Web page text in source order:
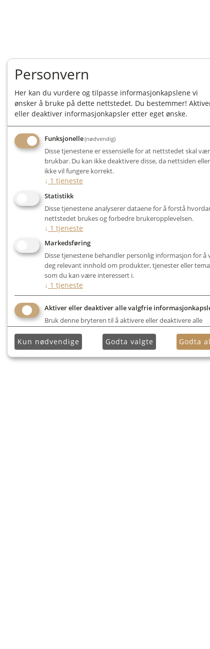
Personvern
Her kan du vurdere og tilpasse informasjonkapslene vi
ønsker å bruke på dette nettstedet. Du bestemmer!
eller deaktiver informasjonkapsler etter eget ønske.
Funksjonelle(nødvendig)
Disse tjenestene er essensielle for at nettstedet skal
brukbar. Du kan ikke deaktivere disse, da nettsiden
ikke vil fungere korrekt.
↓ 1 tjeneste
Statistikk
Disse tjenestene analyserer dataene for å forstå
nettstedet brukes og forbedre brukeropplevelsen.
↓ 1 tjeneste
Markedsføring
Disse tjenestene behandler personlig informasjon for å
deg relevant innhold om produkter, tjenester eller
som du kan være interessert i.
↓ 1 tjeneste
Aktiver eller deaktiver alle valgfrie
Bruk denne bryteren til å aktivere eller deaktivere alle
Kun nødvendige Godta valgte Godta